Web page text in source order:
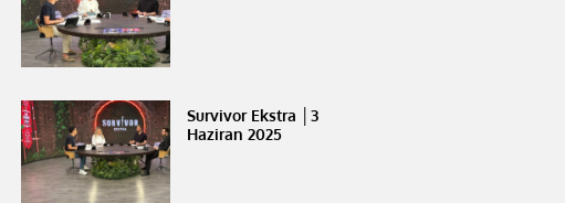
Survivor Ekstra │3
Haziran 2025